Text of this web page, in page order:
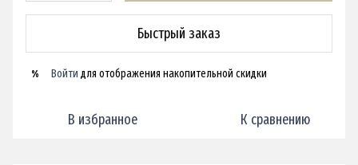
Быстрый заказ
% Войти для отображения накопительной скидки
В избранное К сравнению